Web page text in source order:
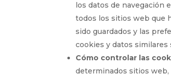
los datos de navegación
todos los sitios web que
sido guardados y las
cookies y datos
Cómo controlar las
determinados sitios web,